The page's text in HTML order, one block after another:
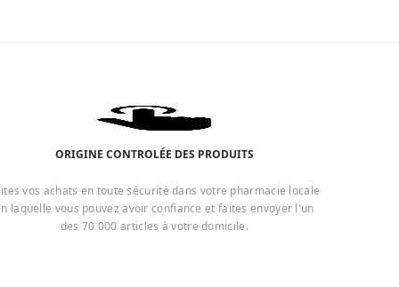
ORIGINE CONTROLÉE DES PRODUITS
vos achats en toute sécurité dans votre pharmacie locale
laquelle vous pouvez avoir confiance et faites envoyer l'un
des 70 000 articles à votre domicile.